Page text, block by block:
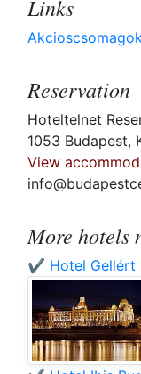
Links
Reservation
Hoteltelnet
1053 Budapest,
View
More hotels
✔️ Hotel Gellért